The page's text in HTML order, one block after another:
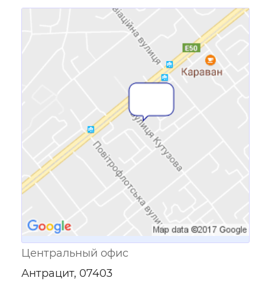
Ссылка для мобильных устройств
Центральный офис
Антрацит, 07403